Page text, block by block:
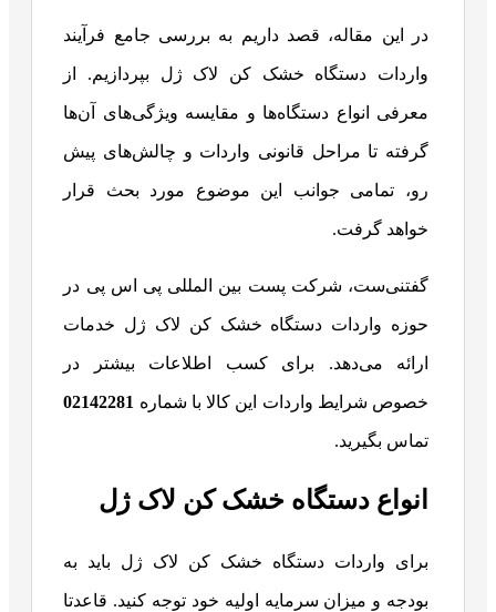
در این مقاله، قصد داریم به بررسی جامع فرآیند
واردات دستگاه خشک کن لاک ژل بپردازیم. از
معرفی انواع دستگاه‌ها و مقایسه ویژگی‌های آن‌ها
گرفته تا مراحل قانونی واردات و چالش‌های پیش
رو، تمامی جوانب این موضوع مورد بحث قرار
خواهد گرفت.
گفتنی‌ست، شرکت پست بین المللی پی اس پی در
حوزه واردات دستگاه خشک کن لاک ژل خدمات
ارائه می‌دهد. برای کسب اطلاعات بیشتر در
خصوص شرایط واردات این کالا با شماره 02142281
تماس بگیرید.
انواع دستگاه خشک کن لاک ژل
برای واردات دستگاه خشک کن لاک ژل باید به
بودجه و میزان سرمایه اولیه خود توجه کنید. قاعدتا